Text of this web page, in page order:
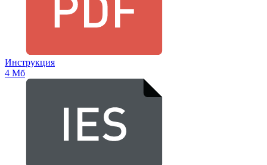
Инструкция
4 Мб